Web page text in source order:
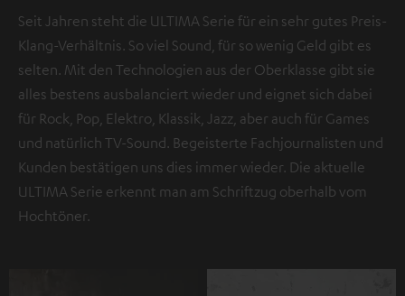
Seit Jahren steht die ULTIMA Serie für ein sehr gutes Preis-
Klang-Verhältnis. So viel Sound, für so wenig Geld gibt es
selten. Mit den Technologien aus der Oberklasse gibt sie
alles bestens ausbalanciert wieder und eignet sich dabei
für Rock, Pop, Elektro, Klassik, Jazz, aber auch für Games
und natürlich TV-Sound. Begeisterte Fachjournalisten und
Kunden bestätigen uns dies immer wieder. Die aktuelle
ULTIMA Serie erkennt man am Schriftzug oberhalb vom
Hochtöner.